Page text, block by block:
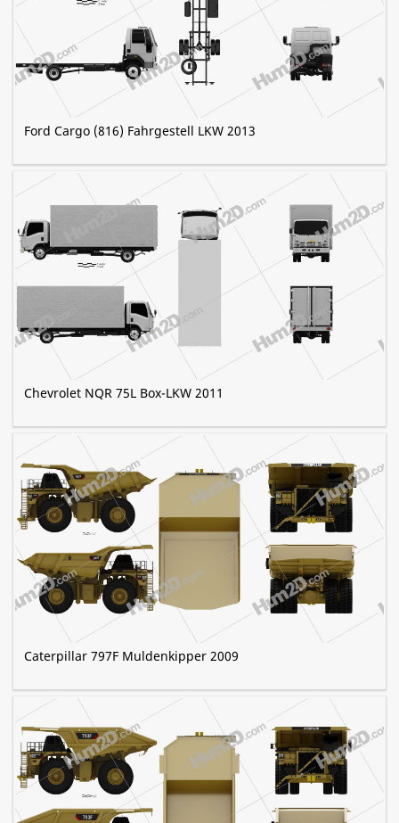
Ford Cargo (816) Fahrgestell LKW 2013
Chevrolet NQR 75L Box-LKW 2011
Caterpillar 797F Muldenkipper 2009